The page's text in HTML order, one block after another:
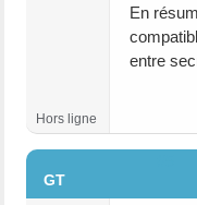
En
entre
Hors ligne
GT